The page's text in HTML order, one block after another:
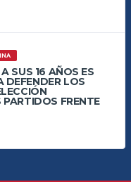
SUS 16 AÑOS ES
DEFENDER LOS
FRENTE